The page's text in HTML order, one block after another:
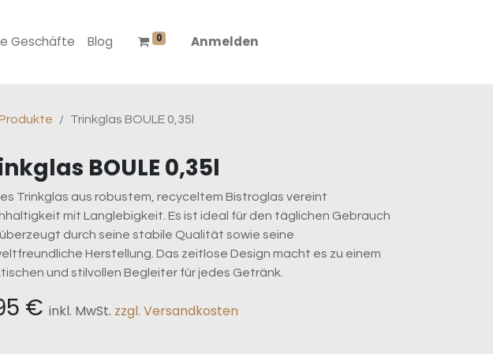
Geschäfte Blog 0 Anmelden
Trinkglas BOULE 0,35l
BOULE 0,35l
Trinkglas aus robustem, recyceltem Bistroglas vereint
mit Langlebigkeit. Es ist ideal für den täglichen Gebrauch
durch seine stabile Qualität sowie seine
Herstellung. Das zeitlose Design macht es zu einem
und stilvollen Begleiter für jedes Getränk.
€ inkl. MwSt. zzgl. Versandkosten